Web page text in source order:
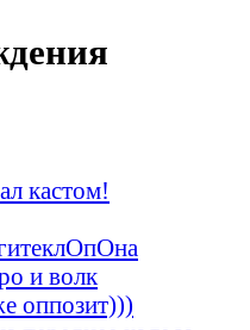
кастом!
и волк
оппозит)))